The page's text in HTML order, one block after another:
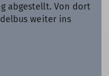
abgestellt. Von dort
weiter ins